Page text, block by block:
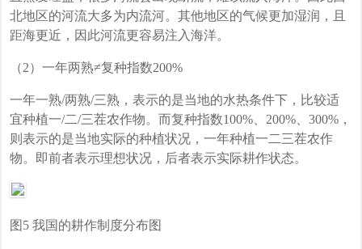
北地区的河流大多为内流河。其他地区的气候更加湿润，且
距海更近，因此河流更容易注入海洋。
（2）一年两熟≠复种指数200%
一年一熟/两熟/三熟，表示的是当地的水热条件下，比较适
宜种植一/二/三茬农作物。而复种指数100%、200%、300%，
则表示的是当地实际的种植状况，一年种植一二三茬农作
物。即前者表示理想状况，后者表示实际耕作状态。
图5 我国的耕作制度分布图